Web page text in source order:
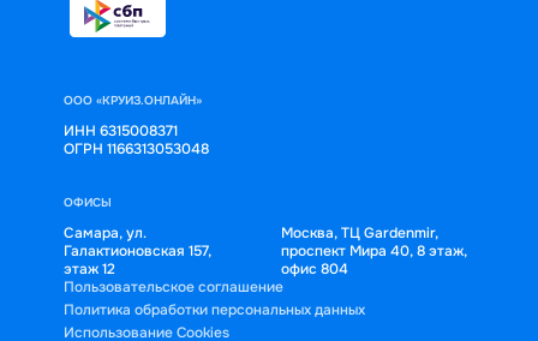
ООО «КРУИЗ.ОНЛАЙН»
ИНН 6315008371
ОГРН 1166313053048
ОФИСЫ
Самара, ул.
Галактионовская 157,
этаж 12
Москва, ТЦ Gardenmir,
проспект Мира 40, 8 этаж,
офис 804
Пользовательское соглашение
Политика обработки персональных данных
Использование Cookies